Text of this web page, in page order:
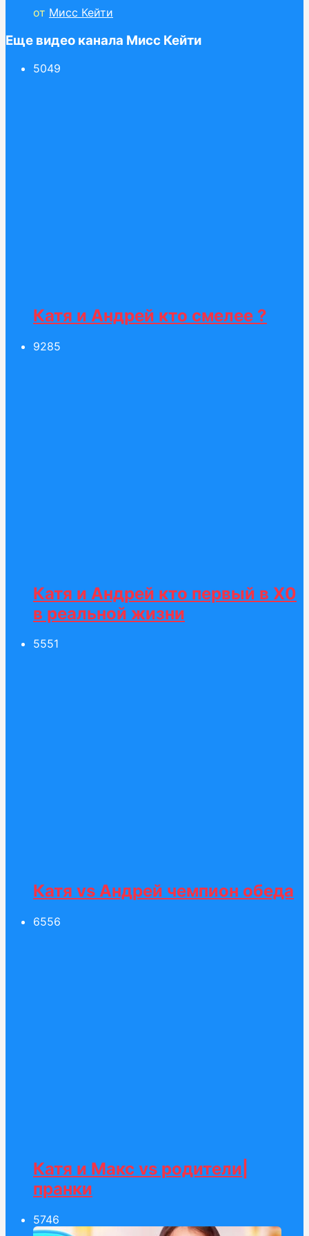
от Мисс Кейти
Еще видео канала Мисс Кейти
5049
Катя и Андрей кто смелее ?
9285
Катя и Андрей кто первый в Х0
в реальной жизни
5551
Катя vs Андрей чемпион обеда
6556
Катя и Макс vs родители|
пранки
5746